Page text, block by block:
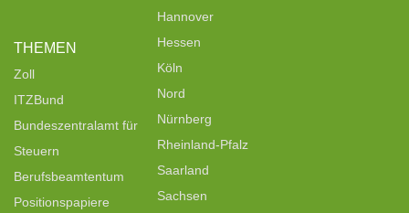
THEMEN
Zoll
ITZBund
Bundeszentralamt für
Steuern
Berufsbeamtentum
Positionspapiere
Hannover
Hessen
Köln
Nord
Nürnberg
Rheinland-Pfalz
Saarland
Sachsen